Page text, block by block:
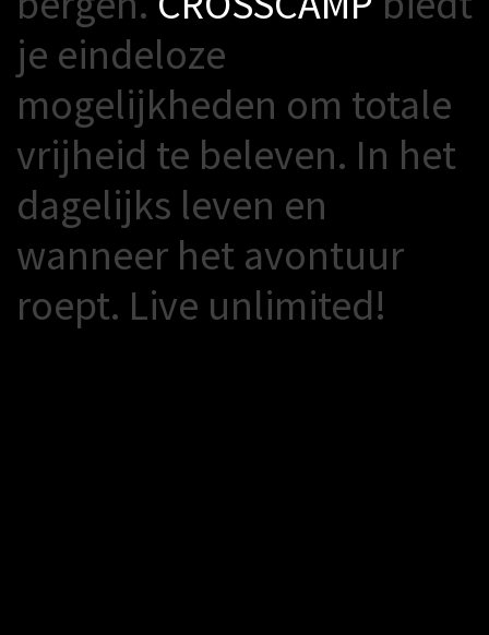
je eindeloze
mogelijkheden om totale
vrijheid te beleven. In het
dagelijks leven en
wanneer het avontuur
roept. Live unlimited!